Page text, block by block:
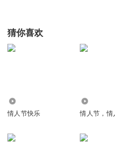
猜你喜欢
情人节快乐 情人节，情